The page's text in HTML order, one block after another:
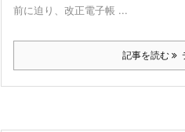
前に迫り、改正電子帳 ...
記事を読む